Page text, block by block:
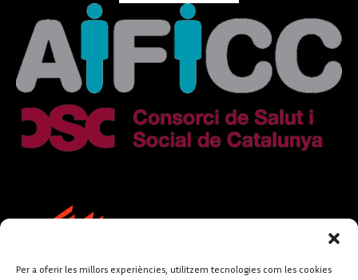
Per a oferir les millors experiències, utilitzem tecnologies com les cookies